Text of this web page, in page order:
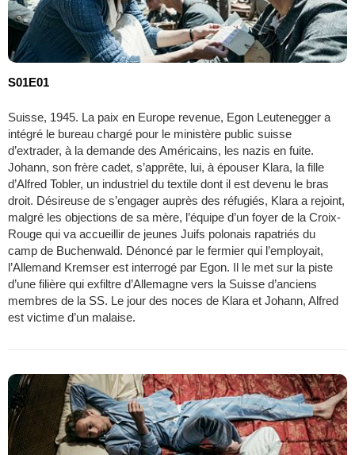
S01E01
Suisse, 1945. La paix en Europe revenue, Egon Leutenegger a
intégré le bureau chargé pour le ministère public suisse
d’extrader, à la demande des Américains, les nazis en fuite.
Johann, son frère cadet, s’apprête, lui, à épouser Klara, la fille
d’Alfred Tobler, un industriel du textile dont il est devenu le bras
droit. Désireuse de s’engager auprès des réfugiés, Klara a rejoint,
malgré les objections de sa mère, l’équipe d’un foyer de la Croix-
Rouge qui va accueillir de jeunes Juifs polonais rapatriés du
camp de Buchenwald. Dénoncé par le fermier qui l’employait,
l’Allemand Kremser est interrogé par Egon. Il le met sur la piste
d’une filière qui exfiltre d’Allemagne vers la Suisse d’anciens
membres de la SS. Le jour des noces de Klara et Johann, Alfred
est victime d’un malaise.